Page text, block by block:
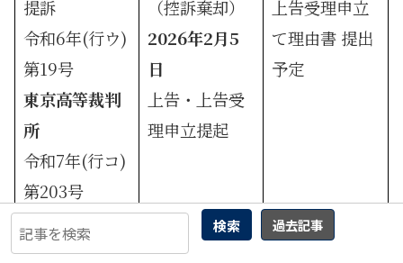
検索 過去記事
提訴
令和6年(行ウ)
第19号
東京高等裁判
所
令和7年(行コ)
第203号
最高裁判所
令和8年(行サ)
（控訴棄却）
2026年2月5
日
上告・上告受
理申立提起
上告受理申立
て理由書 提出
予定